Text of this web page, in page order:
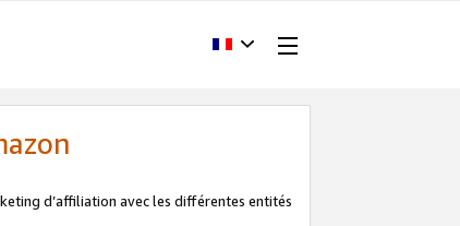
d’affiliation avec les différentes entités